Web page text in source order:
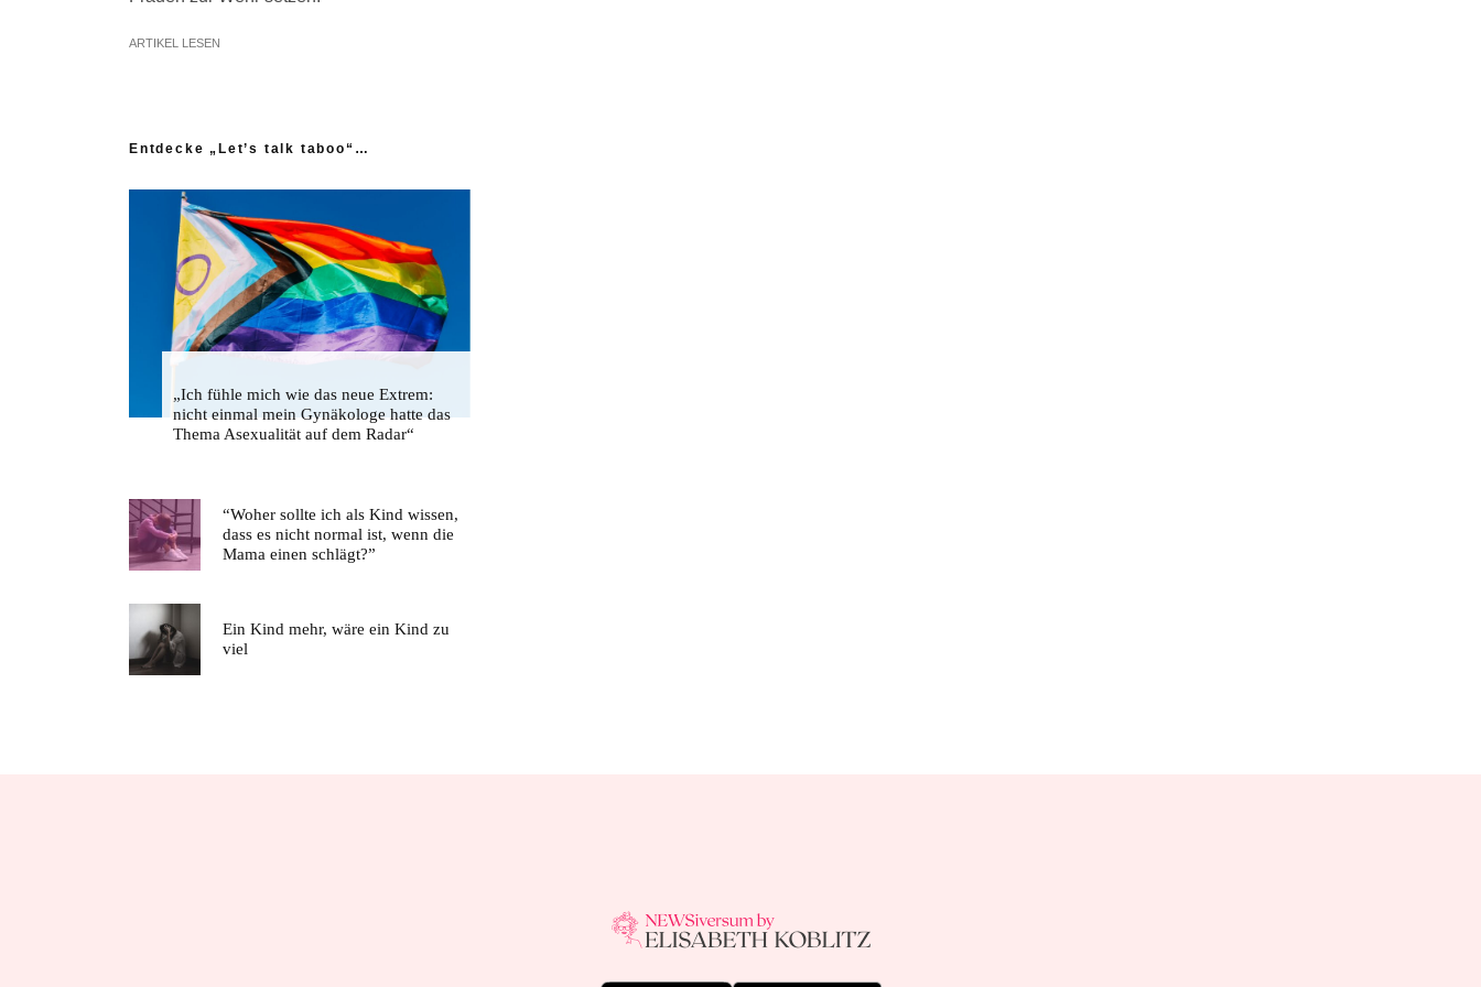
ARTIKEL LESEN
Entdecke „Let’s talk taboo“…
„Ich fühle mich wie das neue Extrem:
nicht einmal mein Gynäkologe hatte das
Thema Asexualität auf dem Radar“
“Woher sollte ich als Kind wissen,
dass es nicht normal ist, wenn die
Mama einen schlägt?”
Ein Kind mehr, wäre ein Kind zu
viel